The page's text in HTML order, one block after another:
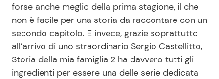
News benessere
Salute
Viaggi e Turismo
Primi Piatti
Ricette Facili e Veloci
Ricette Feste
forse anche meglio della prima stagione, il che
non è facile per una storia da raccontare con un
secondo capitolo. E invece, grazie soprattutto
all’arrivo di uno straordinario Sergio Castellitto,
Storia della mia famiglia 2 ha davvero tutti gli
ingredienti per essere una delle serie dedicata